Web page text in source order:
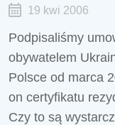
19 kwi 2006
Podpisaliśmy
obywatelem
Polsce od marca
on certyfikatu
Czy to są